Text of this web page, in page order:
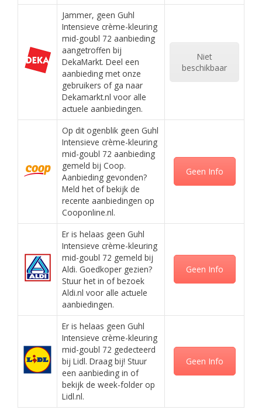
Jammer, geen Guhl
Intensieve crème-kleuring
mid-goubl 72 aanbieding
aangetroffen bij
DekaMarkt. Deel een
aanbieding met onze
gebruikers of ga naar
Dekamarkt.nl voor alle
actuele aanbiedingen.
Niet
beschikbaar
Op dit ogenblik geen Guhl
Intensieve crème-kleuring
mid-goubl 72 aanbieding
gemeld bij Coop.
Aanbieding gevonden?
Meld het of bekijk de
recente aanbiedingen op
Cooponline.nl.
Geen Info
Er is helaas geen Guhl
Intensieve crème-kleuring
mid-goubl 72 gemeld bij
Aldi. Goedkoper gezien?
Stuur het in of bezoek
Aldi.nl voor alle actuele
aanbiedingen.
Geen Info
Er is helaas geen Guhl
Intensieve crème-kleuring
mid-goubl 72 gedecteerd
bij Lidl. Draag bij! Stuur
een aanbieding in of
bekijk de week-folder op
Lidl.nl.
Geen Info